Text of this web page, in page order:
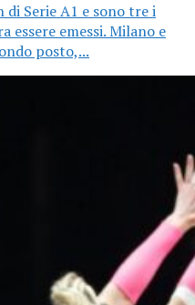
di Serie A1 e sono tre i
essere emessi. Milano e
posto,...